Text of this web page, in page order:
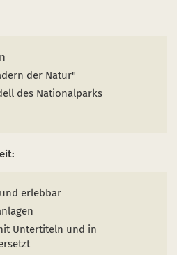
machen Platz für heimische
Eifel
der Natur"
des Nationalparks
erlebbar
Untertiteln und in